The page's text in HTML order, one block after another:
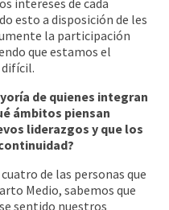
esto a disposición de les
la participación
que estamos el
difícil.
de quienes integran
ámbitos piensan
liderazgos y que los
de las personas que
Medio, sabemos que
sentido nuestros